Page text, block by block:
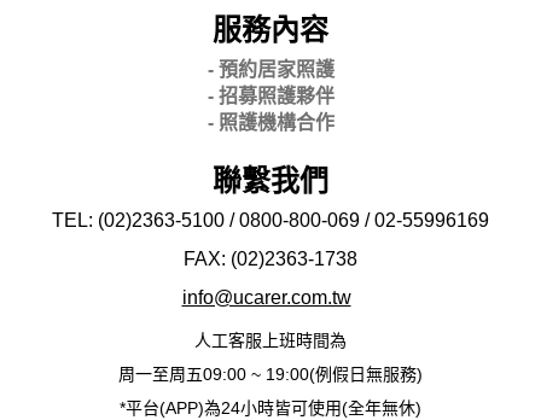
服務內容
- 預約居家照護
- 招募照護夥伴
- 照護機構合作
聯繫我們
TEL: (02)2363-5100 / 0800-800-069 / 02-55996169
FAX: (02)2363-1738
info@ucarer.com.tw
人工客服上班時間為
周一至周五09:00 ~ 19:00(例假日無服務)
*平台(APP)為24小時皆可使用(全年無休)